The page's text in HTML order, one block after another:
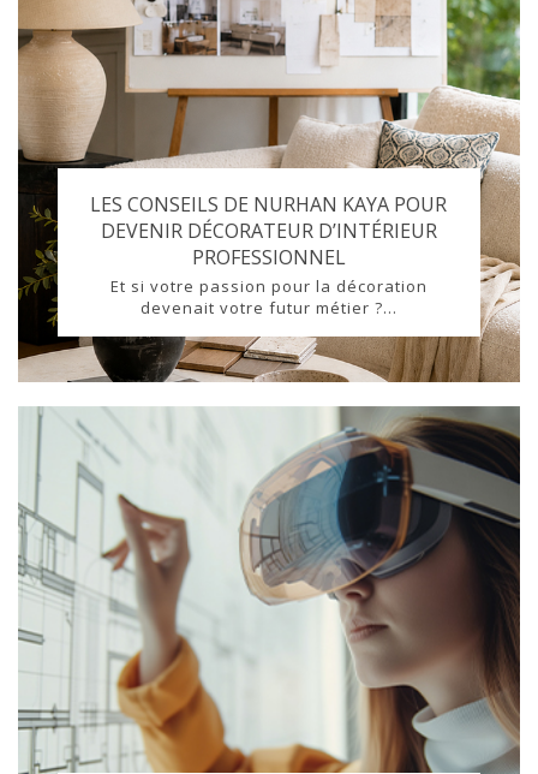
LES CONSEILS DE NURHAN KAYA POUR
DEVENIR DÉCORATEUR D’INTÉRIEUR
PROFESSIONNEL
Et si votre passion pour la décoration
devenait votre futur métier ?...